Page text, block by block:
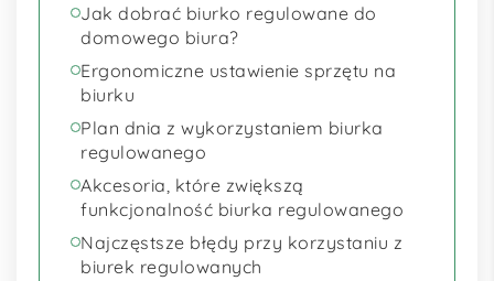
Jak dobrać biurko regulowane do
domowego biura?
Ergonomiczne ustawienie sprzętu na
biurku
Plan dnia z wykorzystaniem biurka
regulowanego
Akcesoria, które zwiększą
funkcjonalność biurka regulowanego
Najczęstsze błędy przy korzystaniu z
biurek regulowanych